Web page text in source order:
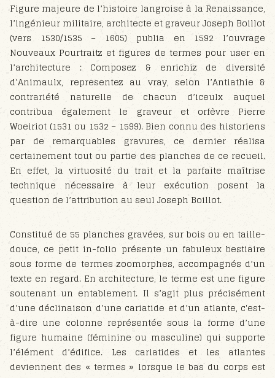
Figure majeure de l’histoire langroise à la Renaissance,
l’ingénieur militaire, architecte et graveur Joseph Boillot
(vers 1530/1535 – 1605) publia en 1592 l’ouvrage
Nouveaux Pourtraitz et figures de termes pour user en
l’architecture : Composez & enrichiz de diversité
d’Animaulx, representez au vray, selon l’Antiathie &
contrariété naturelle de chacun d’iceulx auquel
contribua également le graveur et orfèvre Pierre
Woeiriot (1531 ou 1532 – 1599). Bien connu des historiens
par de remarquables gravures, ce dernier réalisa
certainement tout ou partie des planches de ce recueil.
En effet, la virtuosité du trait et la parfaite maîtrise
technique nécessaire à leur exécution posent la
question de l’attribution au seul Joseph Boillot.
Constitué de 55 planches gravées, sur bois ou en taille-
douce, ce petit in-folio présente un fabuleux bestiaire
sous forme de termes zoomorphes, accompagnés d’un
texte en regard. En architecture, le terme est une figure
soutenant un entablement. Il s’agit plus précisément
d’une déclinaison d’une cariatide et d’un atlante, c'est-
à-dire une colonne représentée sous la forme d’une
figure humaine (féminine ou masculine) qui supporte
l’élément d’édifice. Les cariatides et les atlantes
deviennent des « termes » lorsque le bas du corps est